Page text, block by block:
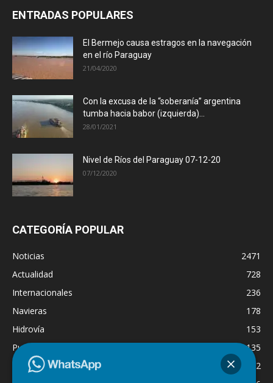
ENTRADAS POPULARES
El Bermejo causa estragos en la navegación
en el río Paraguay
21/04/2020
Con la excusa de la “soberanía” argentina
tumba hacia babor (izquierda)...
28/01/2021
Nivel de Ríos del Paraguay 07-12-20
07/12/2020
CATEGORÍA POPULAR
Noticias
2471
Actualidad
728
Internacionales
236
Navieras
178
Hidrovía
153
Puertos
135
Economía
132